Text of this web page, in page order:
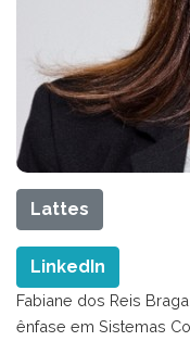
Lattes
LinkedIn
Fabiane dos Reis
ênfase em Sistemas